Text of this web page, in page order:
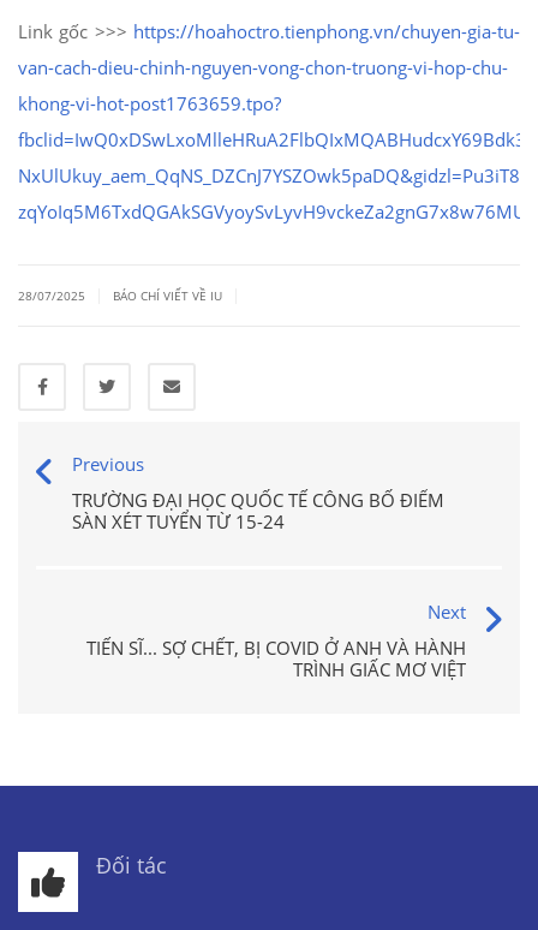
Link gốc >>> https://hoahoctro.tienphong.vn/chuyen-gia-tu-
van-cach-dieu-chinh-nguyen-vong-chon-truong-vi-hop-chu-
khong-vi-hot-post1763659.tpo?
28/07/2025 BÁO CHÍ VIẾT VỀ IU
Previous
TRƯỜNG ĐẠI HỌC QUỐC TẾ CÔNG BỐ ĐIỂM
SÀN XÉT TUYỂN TỪ 15-24
Next
TIẾN SĨ... SỢ CHẾT, BỊ COVID Ở ANH VÀ HÀNH
TRÌNH GIẤC MƠ VIỆT
Đối tác